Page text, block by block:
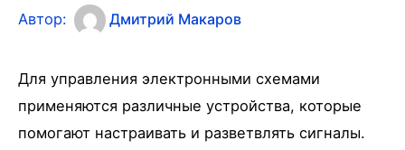
Автор: Дмитрий Макаров
Для управления электронными схемами
применяются различные устройства, которые
помогают настраивать и разветвлять сигналы.